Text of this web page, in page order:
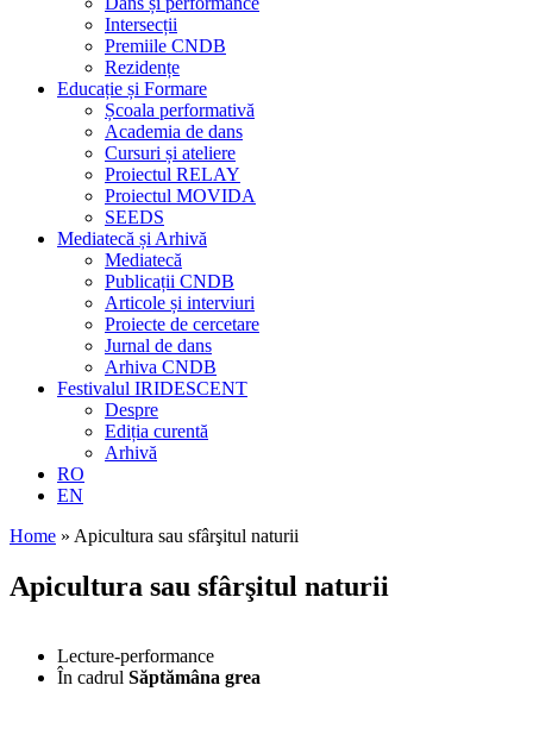
Intersecții
Premiile CNDB
Rezidențe
Educație și Formare
Școala performativă
Academia de dans
Cursuri și ateliere
Proiectul RELAY
Proiectul MOVIDA
SEEDS
Mediatecă și Arhivă
Mediatecă
Publicații CNDB
Articole și interviuri
Proiecte de cercetare
Jurnal de dans
Arhiva CNDB
Festivalul IRIDESCENT
Despre
Ediția curentă
Arhivă
RO
EN
Home » Apicultura sau sfârşitul naturii
Apicultura sau sfârşitul naturii
Lecture-performance
În cadrul Săptămâna grea